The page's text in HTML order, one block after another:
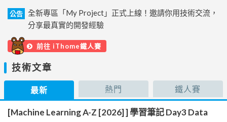
公告
全新專區「My Project」正式上線！邀請你用技術交流，
分享最真實的開發經驗
前往 iThome鐵人賽
技術文章
最新 熱門 鐵人賽
[Machine Learning A-Z [2026] ] 學習筆記 Day3 Data